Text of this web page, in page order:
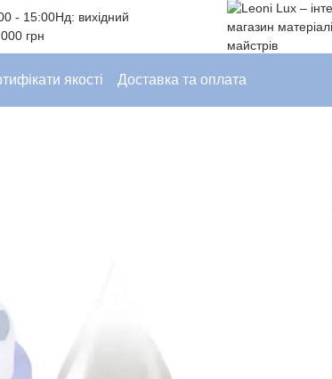
- 15:00Нд: вихідний
грн
якості Доставка та оплата